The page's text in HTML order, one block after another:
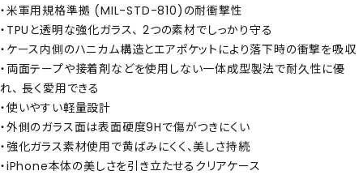
・米軍用規格準拠 (MIL-STD-810)の耐衝撃性
・TPUと透明な強化ガラス、 2つの素材でしっかり守る
・ケース内側のハニカム構造とエアポケットにより落下時の衝撃を吸収
・両面テープや接着剤などを使用しない一体成型製法で耐久性に優
れ、 長く愛用できる
・使いやすい軽量設計
・外側のガラス面は表面硬度9Hで傷がつきにくい
・強化ガラス素材使用で黄ばみにくく、美しさ持続
・iPhone本体の美しさを引き立たせるクリアケース